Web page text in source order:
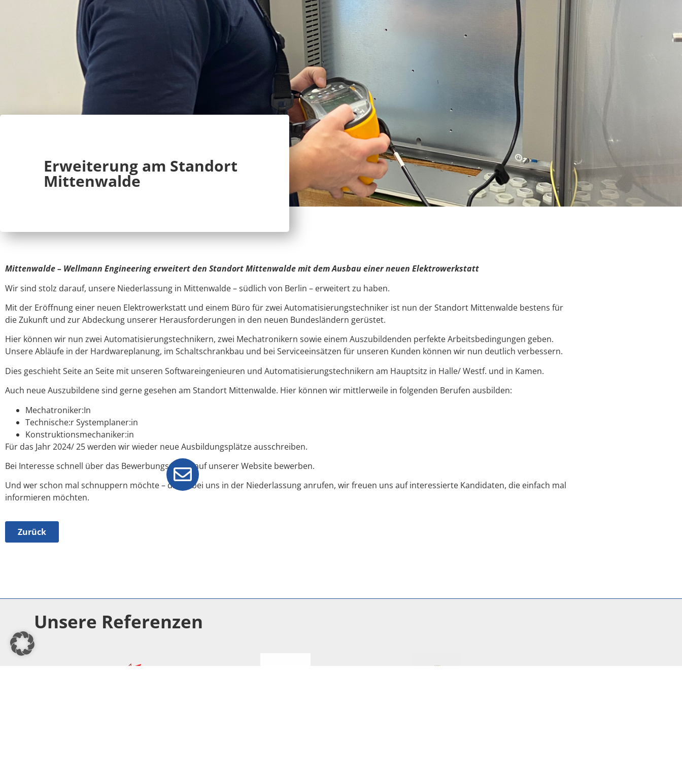
Erweiterung am Standort
Mittenwalde
Mittenwalde – Wellmann Engineering erweitert den Standort Mittenwalde mit dem Ausbau einer neuen Elektrowerkstatt
Wir sind stolz darauf, unsere Niederlassung in Mittenwalde – südlich von Berlin – erweitert zu haben.
Mit der Eröffnung einer neuen Elektrowerkstatt und einem Büro für zwei Automatisierungstechniker ist nun der Standort Mittenwalde bestens für
die Zukunft und zur Abdeckung unserer Herausforderungen in den neuen Bundesländern gerüstet.
Hier können wir nun zwei Automatisierungstechnikern, zwei Mechatronikern sowie einem Auszubildenden perfekte Arbeitsbedingungen geben.
Unsere Abläufe in der Hardwareplanung, im Schaltschrankbau und bei Serviceeinsätzen für unseren Kunden können wir nun deutlich verbessern.
Dies geschieht Seite an Seite mit unseren Softwareingenieuren und Automatisierungstechnikern am Hauptsitz in Halle/ Westf. und in Kamen.
Auch neue Auszubildene sind gerne gesehen am Standort Mittenwalde. Hier können wir mittlerweile in folgenden Berufen ausbilden:
Mechatroniker:In
Technische:r Systemplaner:in
Konstruktionsmechaniker:in
Für das Jahr 2024/ 25 werden wir wieder neue Ausbildungsplätze ausschreiben.
Bei Interesse schnell über das Bewerbungsportal auf unserer Website bewerben.
Und wer schon mal schnuppern möchte – direkt bei uns in der Niederlassung anrufen, wir freuen uns auf interessierte Kandidaten, die einfach mal
informieren möchten.
Zurück
Unsere Referenzen